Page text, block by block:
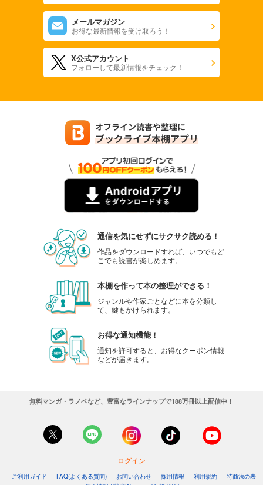
メールマガジン
お得な最新情報を受け取ろう！
X公式アカウント
フォローして最新情報をチェック！
通信を気にせずにサクサク読める！
作品をダウンロードすれば、いつでもど
こでも読書が楽しめます。
本棚を作って本の整理ができる！
ジャンルや作家ごとなどに本を分類し
て、鍵もかけられます。
お得な通知機能！
通知を許可すると、お得なクーポン情報
などが届きます。
無料マンガ・ラノベなど、豊富なラインナップで188万冊以上配信中！
ログイン
ご利用ガイド FAQ(よくある質問) お問い合わせ 採用情報 利用規約
特商法の表